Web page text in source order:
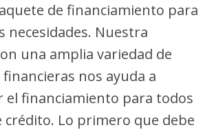
de financiamiento para
necesidades. Nuestra
una amplia variedad de
nos ayuda a
el financiamiento para todos
crédito. Lo primero que debe